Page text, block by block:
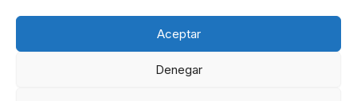
Aceptar
Denegar